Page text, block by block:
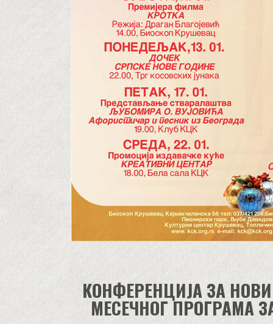
КОНФЕРЕНЦИЈА ЗА
МЕСЕЧНОГ ПРОГРАМА